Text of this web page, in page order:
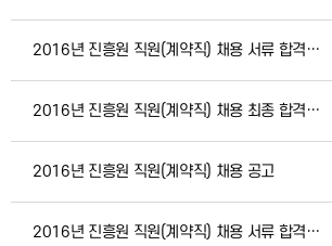
2016년 진흥원 직원(계약직) 채용 서류 합격자 공고
2016년 진흥원 직원(계약직) 채용 최종 합격자 공고
2016년 진흥원 직원(계약직) 채용 공고
2016년 진흥원 직원(계약직) 채용 서류 합격자 공고